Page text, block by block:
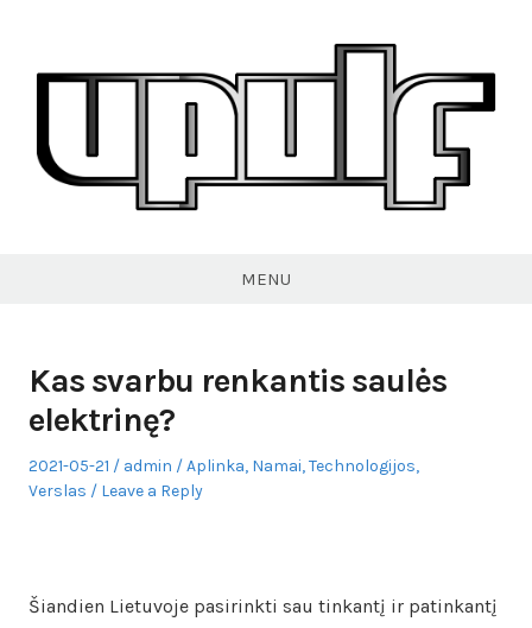
content
MENU
Kas svarbu renkantis saulės
elektrinę?
Posted
on
2021-05-21 Author
admin
Posted
in
Aplinka, Namai,Technologijos,
Verslas
Leave a Reply
Šiandien Lietuvoje pasirinkti sau tinkantį ir patinkantį